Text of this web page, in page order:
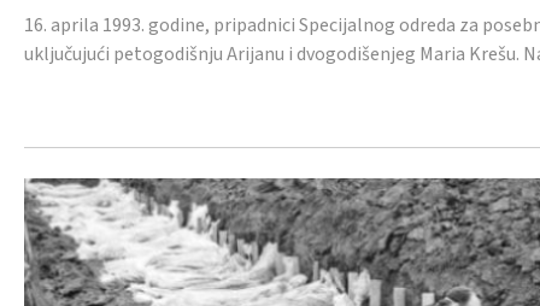
16. aprila 1993. godine, pripadnici Specijalnog odreda za
uključujući petogodišnju Arijanu i dvogodišenjeg Maria Krešu.